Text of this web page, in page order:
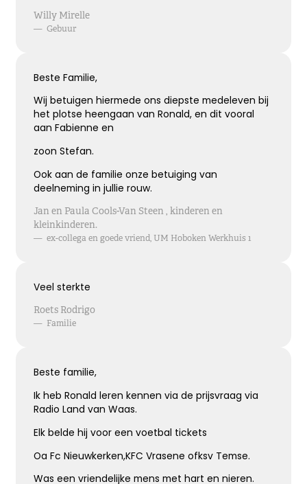
Willy Mirelle
— Gebuur
Beste Familie,
Wij betuigen hiermede ons diepste medeleven bij
het plotse heengaan van Ronald, en dit vooral
aan Fabienne en
zoon Stefan.
Ook aan de familie onze betuiging van
deelneming in jullie rouw.
Jan en Paula Cools-Van Steen , kinderen en
kleinkinderen.
— ex-collega en goede vriend, UM Hoboken Werkhuis 1
Veel sterkte
Roets Rodrigo
— Familie
Beste familie,
Ik heb Ronald leren kennen via de prijsvraag via
Radio Land van Waas.
Elk belde hij voor een voetbal tickets
Oa Fc Nieuwkerken,KFC Vrasene ofksv Temse.
Was een vriendelijke mens met hart en nieren.
Kies dit gedicht
Broosheid van het leven
We beseffen nu meer dan ooit,
Mijn oprechte deelneming
Je denkt terug aan hoe het was
Met een glimlach en een traan
Onvoorstelbaar
Kies dit gedicht
Het grote gemis